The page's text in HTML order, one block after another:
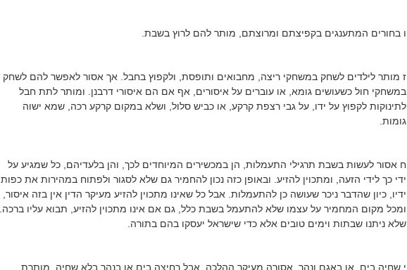
ו בחורים המתענגים בקפיצתם ומרוצתם, מותר להם לרוץ בשבת.
ז מותר לילדים לשחק במשחקי ריצה, מחבואים ותופסת, ולקפוץ בחבל. אך אסור לאפשר להם לשחק
במשחקי חול כשעושים גומא, או עוברים על איסורים, אף אם הם איסורי דרבנן. ומותר לתת חבל
לתינוקות לקפוץ על ידו, על גבי רצפת קרקע, או כביש סלול, ושלא במקום קרקע רכה, שמא ישוה
גומות.
ח אסור לעשות בשבת תרגילי התעמלות, הן במכשירים המיוחדים לכך, והן בלעדיהם, כל שמגיע על
ידי כך לידי הזעה, ומתכוין להזיע. ובאופן כזה נכון להחמיר גם שלא לסגור ולפתוח במהירות את כפות
ידיו, כיון שהדבר ניכר שעושה כן להתעמלות. אבל כל שאינו מתכוין להזיע מעיקר הדין אין בזה איסור,
ומכל מקום המחמיר על עצמו שלא להתעמל בשבת כלל, גם אם אינו מתכוין להזיע, תבוא עליו ברכה.
שלא ניתנו שבתות וימים טובים אלא כדי שישראל יעסקו בהם בתורה.
י שחיה בים, או באגם ונהר, אסורה מעיקר ההלכה. אבל רחיצה בים או בנהר בלא שחיה, מותרת